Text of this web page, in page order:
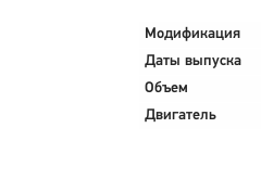
Модификация
Даты выпуска
Объем
Двигатель